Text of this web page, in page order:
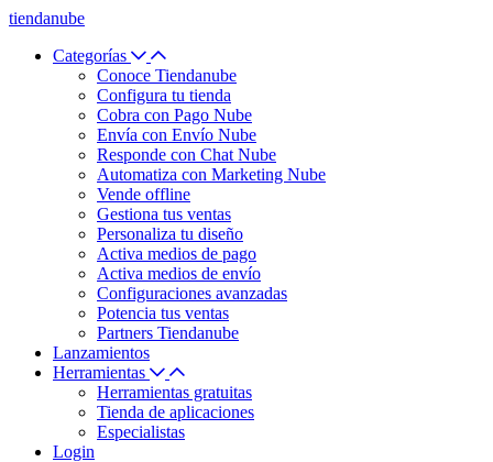
tiendanube
Categorías
Conoce Tiendanube
Configura tu tienda
Cobra con Pago Nube
Envía con Envío Nube
Responde con Chat Nube
Automatiza con Marketing Nube
Vende offline
Gestiona tus ventas
Personaliza tu diseño
Activa medios de pago
Activa medios de envío
Configuraciones avanzadas
Potencia tus ventas
Partners Tiendanube
Lanzamientos
Herramientas
Herramientas gratuitas
Tienda de aplicaciones
Especialistas
Login